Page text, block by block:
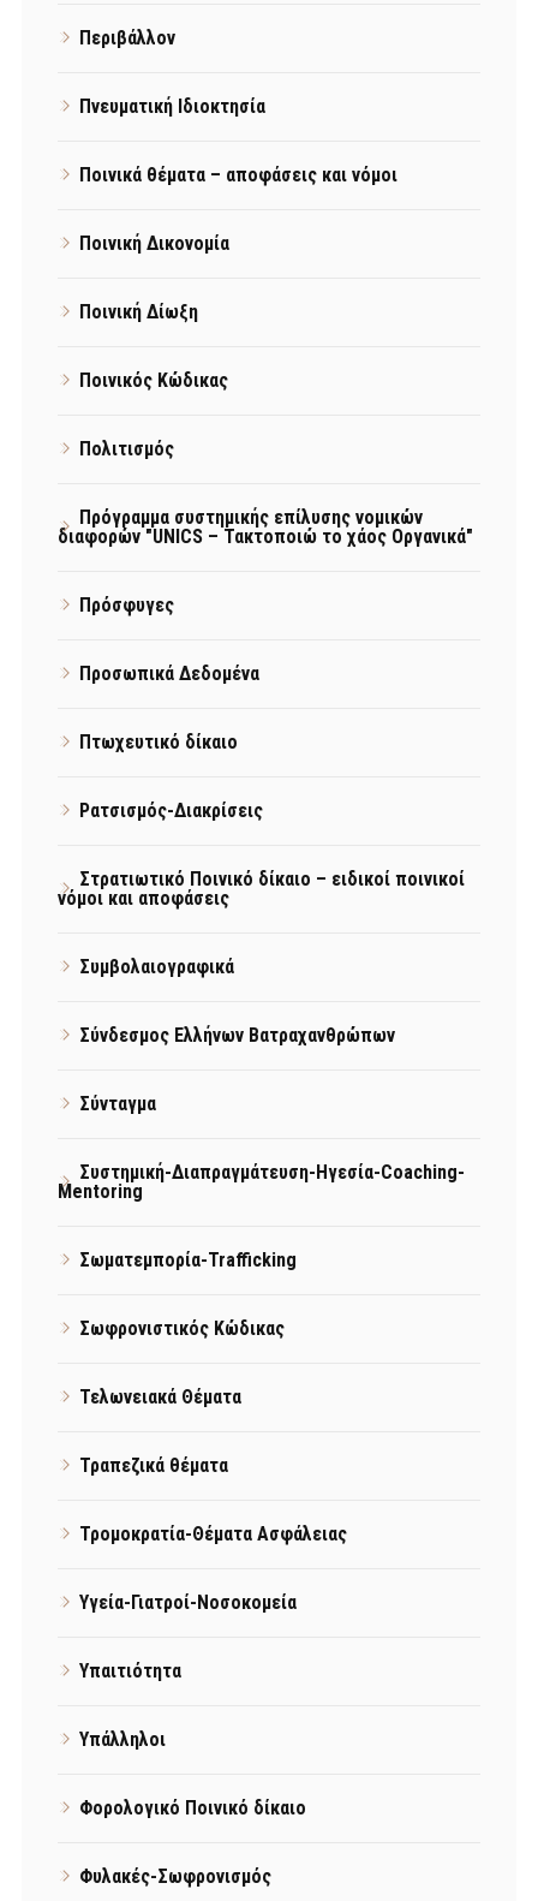
Περιβάλλον
Πνευματική Ιδιοκτησία
Ποινικά θέματα – αποφάσεις και νόμοι
Ποινική Δικονομία
Ποινική Δίωξη
Ποινικός Κώδικας
Πολιτισμός
Πρόγραμμα συστημικής επίλυσης νομικών
διαφορών "UNICS – Τακτοποιώ το χάος Οργανικά"
Πρόσφυγες
Προσωπικά Δεδομένα
Πτωχευτικό δίκαιο
Ρατσισμός-Διακρίσεις
Στρατιωτικό Ποινικό δίκαιο – ειδικοί ποινικοί
νόμοι και αποφάσεις
Συμβολαιογραφικά
Σύνδεσμος Ελλήνων Βατραχανθρώπων
Σύνταγμα
Συστημική-Διαπραγμάτευση-Ηγεσία-Coaching-
Mentoring
Σωματεμπορία-Trafficking
Σωφρονιστικός Κώδικας
Τελωνειακά Θέματα
Τραπεζικά θέματα
Τρομοκρατία-Θέματα Ασφάλειας
Υγεία-Γιατροί-Νοσοκομεία
Υπαιτιότητα
Υπάλληλοι
Φορολογικό Ποινικό δίκαιο
Φυλακές-Σωφρονισμός